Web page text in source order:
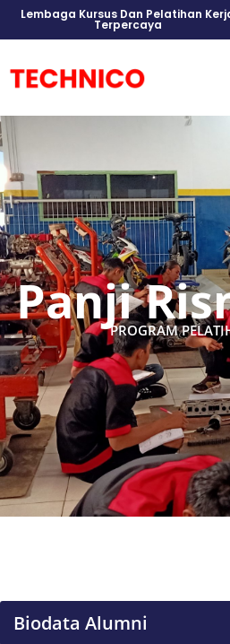
Lembaga Kursus Dan Pelatihan
Terpercaya
PanjiPROGRAM
Biodata Alumni